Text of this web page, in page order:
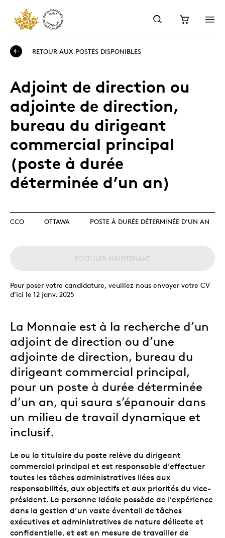
RETOUR AUX POSTES DISPONIBLES
Adjoint de direction ou
adjointe de direction,
bureau du dirigeant
commercial principal
(poste à durée
déterminée d’un an)
CCO OTTAWA POSTE À DURÉE DÉTERMINÉE D’UN AN
POSTULER MAINTENANT
Pour poser votre candidature, veuillez nous envoyer votre CV
d’ici le 12 janv. 2025
La Monnaie est à la recherche d’un
adjoint de direction ou d’une
adjointe de direction, bureau du
dirigeant commercial principal,
pour un poste à durée déterminée
d’un an, qui saura s’épanouir dans
un milieu de travail dynamique et
inclusif.
Le ou la titulaire du poste relève du dirigeant
commercial principal et est responsable d’effectuer
toutes les tâches administratives liées aux
responsabilités, aux objectifs et aux priorités du vice-
président. La personne idéale possède de l’expérience
dans la gestion d’un vaste éventail de tâches
exécutives et administratives de nature délicate et
confidentielle, et est en mesure de travailler de